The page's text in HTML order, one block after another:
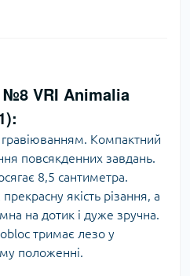
VRI Animalia
Компактний
повсякденних завдань.
8,5 сантиметра.
якість різання, а
на дотик і дуже зручна.
тримає лезо у
положенні.